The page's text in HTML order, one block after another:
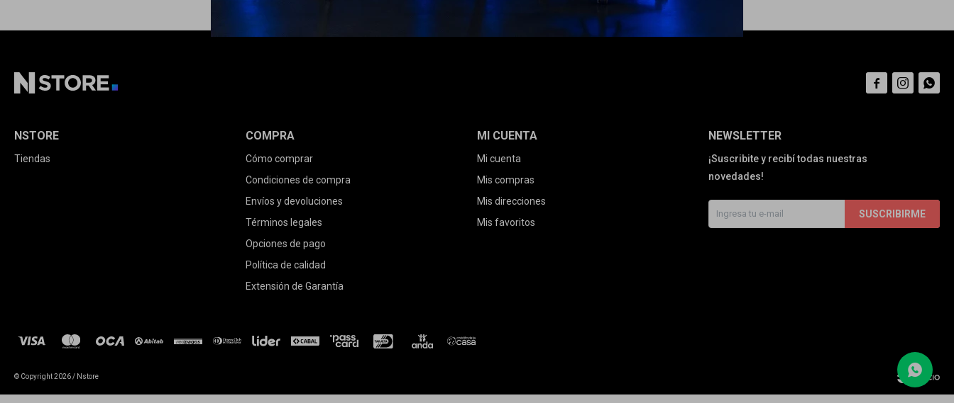
NEWSLETTER
¡Suscribite y recibí todas nuestras
novedades!
SUSCRIBIRME
NSTORE
Tiendas
COMPRA
Cómo comprar
Condiciones de compra
Envíos y devoluciones
Términos legales
Opciones de pago
Política de calidad
Extensión de Garantía
MI CUENTA
Mi cuenta
Mis compras
Mis direcciones
Mis favoritos
  
© Copyright 2026 / Nstore